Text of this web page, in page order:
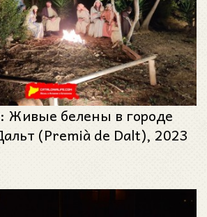
Живые белены в городе
(Premià de Dalt), 2023